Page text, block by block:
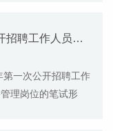
广州市社会科学院2020年第一次公开招聘工作人员笔试公告
一次公开招聘工作
理岗位的笔试形